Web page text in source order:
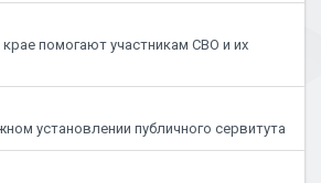
помогают участникам СВО и их
установлении публичного сервитута